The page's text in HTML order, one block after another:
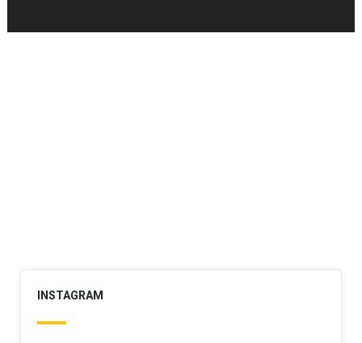
INSTAGRAM